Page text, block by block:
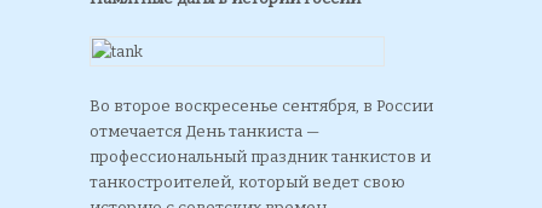
Во второе воскресенье сентября, в России
отмечается День танкиста —
профессиональный праздник танкистов и
танкостроителей, который ведет свою